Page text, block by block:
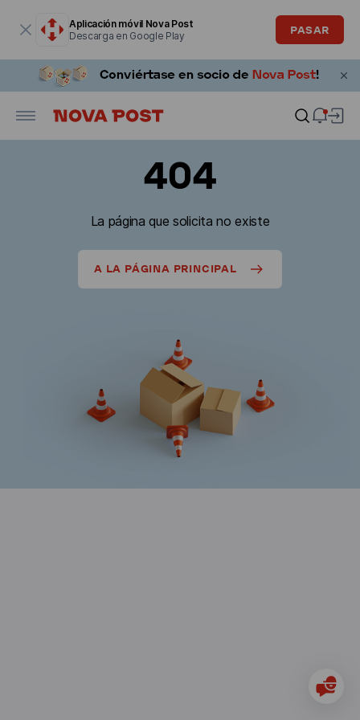
Aplicación móvil Nova Post
Descarga en Google Play
PASAR
404
La página que solicita no existe
A LA PÁGINA PRINCIPAL